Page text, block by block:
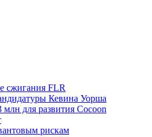
сжигания FLR
Кевина Уорша
для развития Cocoon
рискам